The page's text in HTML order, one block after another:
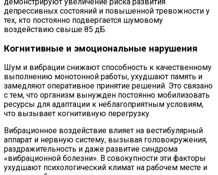
депрессивных состояний и повышенной тревожности у
тех, кто постоянно подвергается шумовому
воздействию свыше 85 дБ.
Когнитивные и эмоциональные нарушения
Шум и вибрации снижают способность к качественному
выполнению монотонной работы, ухудшают память и
замедляют оперативное принятие решений. Это связано
с тем, что организм вынужден постоянно мобилизовать
ресурсы для адаптации к неблагоприятным условиям,
что вызывает когнитивную перегрузку.
Вибрационное воздействие влияет на вестибулярный
аппарат и нервную систему, вызывая головокружения,
раздражительность и даже развитие синдрома
«вибрационной болезни». В совокупности эти факторы
ухудшают психологический климат на рабочем месте и